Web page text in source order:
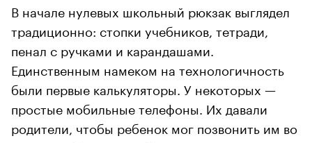
В начале нулевых школьный рюкзак выглядел
традиционно: стопки учебников, тетради,
пенал с ручками и карандашами.
Единственным намеком на технологичность
были первые калькуляторы. У некоторых —
простые мобильные телефоны. Их давали
родители, чтобы ребенок мог позвонить им во